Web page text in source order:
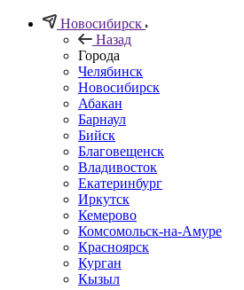
Новосибирск
Назад
Города
Челябинск
Новосибирск
Абакан
Барнаул
Бийск
Благовещенск
Владивосток
Екатеринбург
Иркутск
Кемерово
Комсомольск-на-Амуре
Красноярск
Курган
Кызыл